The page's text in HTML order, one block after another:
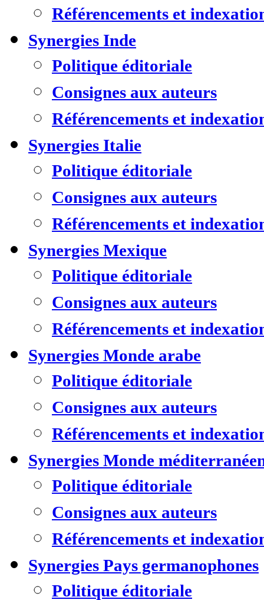
Référencements et
Synergies Inde
Politique éditoriale
Consignes aux auteurs
Référencements et
Synergies Italie
Politique éditoriale
Consignes aux auteurs
Référencements et
Synergies Mexique
Politique éditoriale
Consignes aux auteurs
Référencements et
Synergies Monde arabe
Politique éditoriale
Consignes aux auteurs
Référencements et
Synergies Monde
Politique éditoriale
Consignes aux auteurs
Référencements et
Synergies Pays germanophones
Politique éditoriale